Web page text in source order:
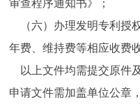
审查程序通知书》；
（六）办理发明专利授
年费、维持费等相应收费
以上文件均需提交原件
申请文件需加盖单位公章